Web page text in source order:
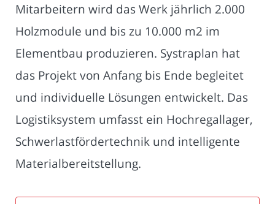
Mitarbeitern wird das Werk jährlich 2.000
Holzmodule und bis zu 10.000 m2 im
Elementbau produzieren. Systraplan hat
das Projekt von Anfang bis Ende begleitet
und individuelle Lösungen entwickelt. Das
Logistiksystem umfasst ein Hochregallager,
Schwerlastfördertechnik und intelligente
Materialbereitstellung.